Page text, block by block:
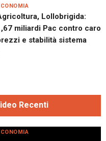
Lollobrigida:
miliardi Pac contro caro
e stabilità sistema
Recenti